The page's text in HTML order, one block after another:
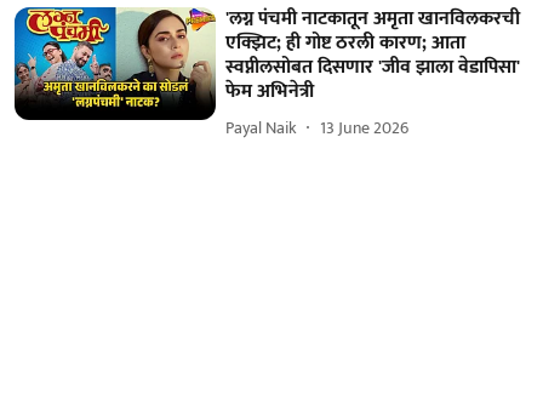
'लग्न पंचमी नाटकातून अमृता खानविलकरची
एक्झिट; ही गोष्ट ठरली कारण; आता
स्वप्नीलसोबत दिसणार 'जीव झाला वेडापिसा'
फेम अभिनेत्री
Payal Naik 13 June 2026